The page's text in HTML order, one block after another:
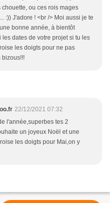
ou ces rois mages
:)) J'adore ! <br /> Moi aussi je te
bonne année, à bientôt
dates de votre projet si tu les
les doigts pour ne pas
bizous!!!
22/12/2021 07:32
l'année,superbes tes 2
un joyeux Noël et une
les doigts pour Mai,on y